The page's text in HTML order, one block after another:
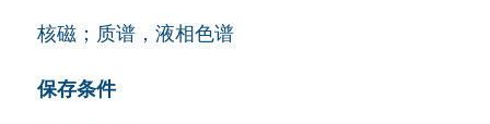
核磁；质谱，液相色谱
保存条件